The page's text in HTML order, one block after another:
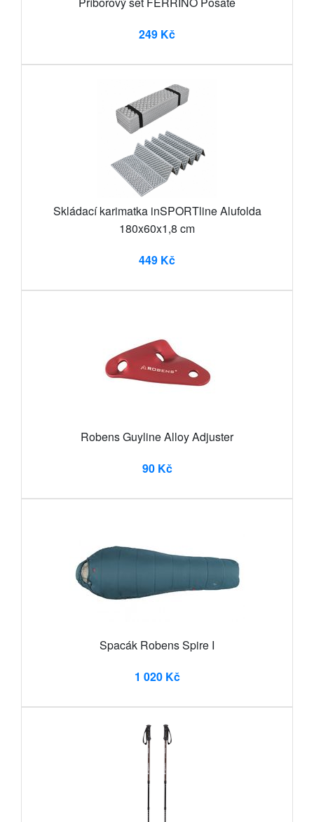
249 Kč
Skládací karimatka inSPORTline Alufolda
180x60x1,8 cm
449 Kč
Robens Guyline Alloy Adjuster
90 Kč
Spacák Robens Spire I
1 020 Kč